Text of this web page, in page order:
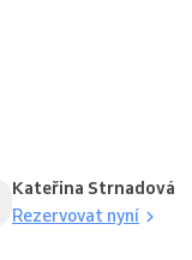
Kateřina Strnadová
Rezervovat nyní